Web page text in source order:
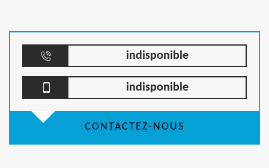
indisponible
indisponible
CONTACTEZ-NOUS